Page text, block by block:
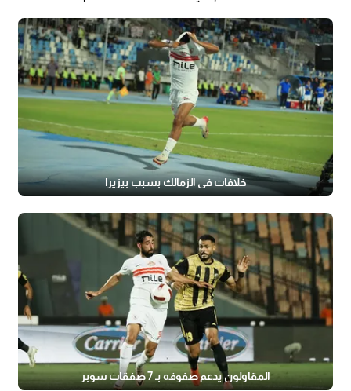
خلافات في الزمالك بسبب بيزيرا
المقاولون يدعم صفوفه بـ 7 صفقات سوبر